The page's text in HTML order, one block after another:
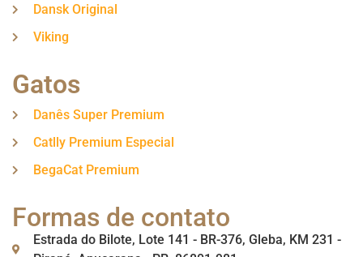
Dansk Original
Viking
Gatos
Danês Super Premium
Catlly Premium Especial
BegaCat Premium
Formas de contato
Estrada do Bilote, Lote 141 - BR-376, Gleba, KM 231 -